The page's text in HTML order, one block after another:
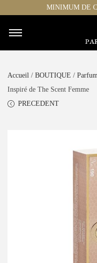
MINIMUM DE
Accueil / BOUTIQUE /
Inspiré de The Scent Femme
PRECEDENT